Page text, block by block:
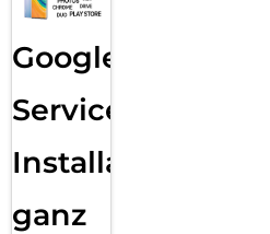
Google
Services
Installation
ganz